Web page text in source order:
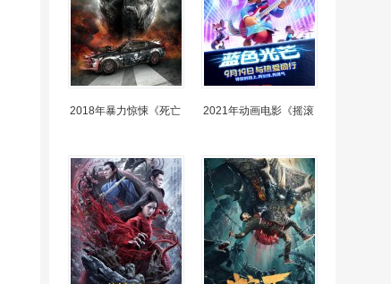
2018年暴力惊悚《死亡 2021年动画电影《摇滚